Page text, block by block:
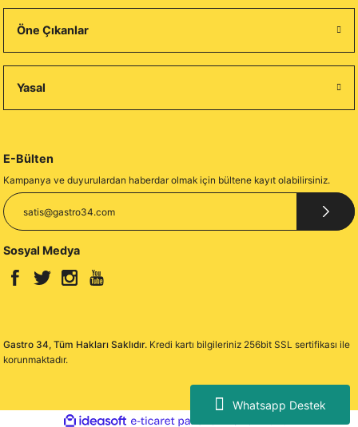
Whatsapp Destek
Öne Çıkanlar
Yasal
E-Bülten
Kampanya ve duyurulardan haberdar olmak için bültene kayıt olabilirsiniz.
Sosyal Medya
Gastro 34, Tüm Hakları Saklıdır. Kredi kartı bilgileriniz 256bit SSL sertifikası ile
korunmaktadır.
ideasoft